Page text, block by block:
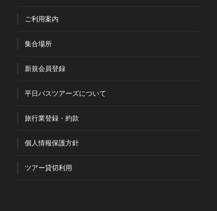
ご利用案内
集合場所
新規会員登録
平日バスツアーズについて
旅行業登録・約款
個人情報保護方針
ツアー貸切利用